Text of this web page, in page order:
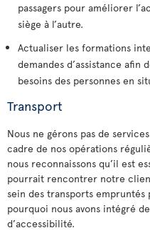
passagers pour améliorer
siège à l’autre.
Actualiser les formations
demandes d’assistance
besoins des personnes en
Transport
Nous ne gérons pas de
cadre de nos opérations
nous reconnaissons qu’il est
pourrait rencontrer notre
sein des transports empruntés
pourquoi nous avons intégré
d’accessibilité.